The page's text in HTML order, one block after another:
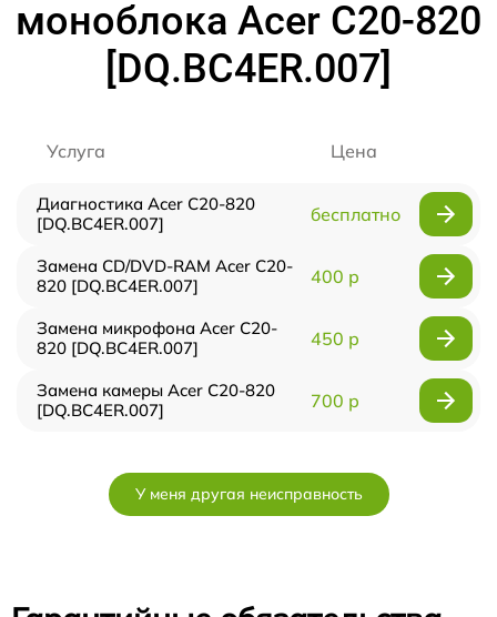
моноблока Acer C20-820
[DQ.BC4ER.007]
Услуга Цена
Диагностика Acer C20-820
[DQ.BC4ER.007]
бесплатно
Замена CD/DVD-RAM Acer C20-
820 [DQ.BC4ER.007]
400 р
Замена микрофона Acer C20-
820 [DQ.BC4ER.007]
450 р
Замена камеры Acer C20-820
[DQ.BC4ER.007]
700 р
У меня другая неисправность